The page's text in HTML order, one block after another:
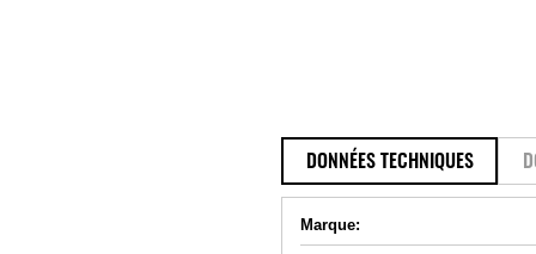
DONNÉES TECHNIQUES
Marque: